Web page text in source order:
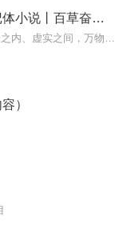
消息丨贾平凹最新长篇笔记体小说丨百草奋兴 群生消息
）